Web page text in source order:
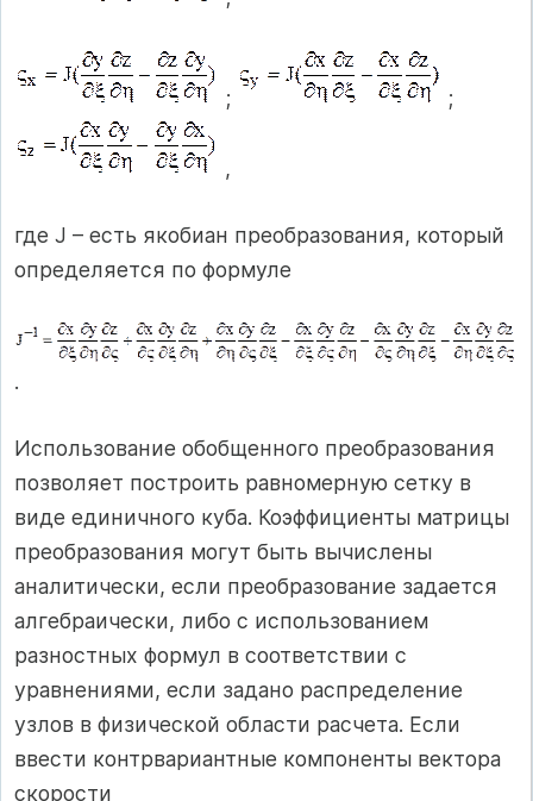
; ;
,
где J – есть якобиан преобразования, который
определяется по формуле
.
Использование обобщенного преобразования
позволяет построить равномерную сетку в
виде единичного куба. Коэффициенты матрицы
преобразования могут быть вычислены
аналитически, если преобразование задается
алгебраически, либо с использованием
разностных формул в соответствии с
уравнениями, если задано распределение
узлов в физической области расчета. Если
ввести контрвариантные компоненты вектора
скорости